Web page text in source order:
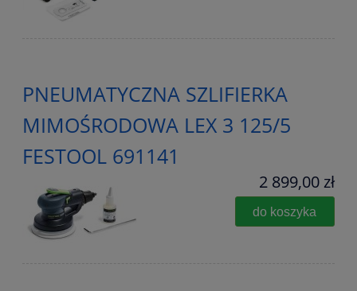
PNEUMATYCZNA SZLIFIERKA
MIMOŚRODOWA LEX 3 125/5
FESTOOL 691141
2 899,00 zł
do koszyka